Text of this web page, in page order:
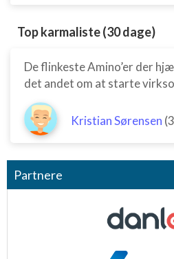
Top karmaliste (30 dage)
De flinkeste Amino’er der
det andet om at starte
Kristian Sørensen
Partnere
Bruge profiler til at vælge
Måle annonceringseffektivitet
Måle indholdseffektivitet
kombinationer af oplysninger fra
kilder
Udvikle og forbedre tjenester